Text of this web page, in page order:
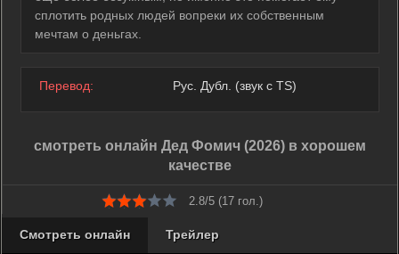
сплотить родных людей вопреки их собственным
мечтам о деньгах.
Перевод: Рус. Дубл. (звук с TS)
смотреть онлайн Дед Фомич (2026) в хорошем
качестве
2.8/5 (17 гол.)
Смотреть онлайн Трейлер